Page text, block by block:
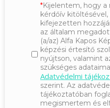
Kijelentem, hogy a
kérdőív
kifejezetten
az általam
(a/az) Alfa Kapos
képzési értesítő
nyújtson, valamint
szükséges
Adatvédelmi
szerint. Az
tájékoztatóban
megismertem és